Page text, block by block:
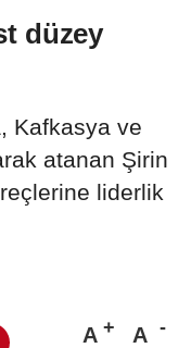
düzey
Kafkasya ve
atanan Şirin
liderlik
A A